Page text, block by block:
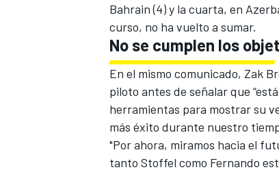
WRC
Bahrain (4) y la cuarta, en
curso, no ha vuelto a sumar.
No se cumplen los
En el mismo comunicado, Zak
piloto antes de señalar que
herramientas para mostrar su
más éxito durante nuestro
"Por ahora, miramos hacia el
tanto Stoffel como Fernando